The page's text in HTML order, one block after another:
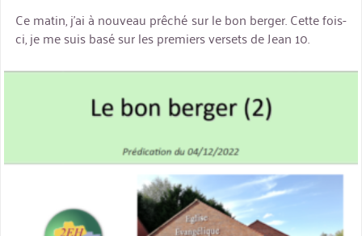
Ce matin, j’ai à nouveau prêché sur le bon berger. Cette fois-
ci, je me suis basé sur les premiers versets de Jean 10.
miniature